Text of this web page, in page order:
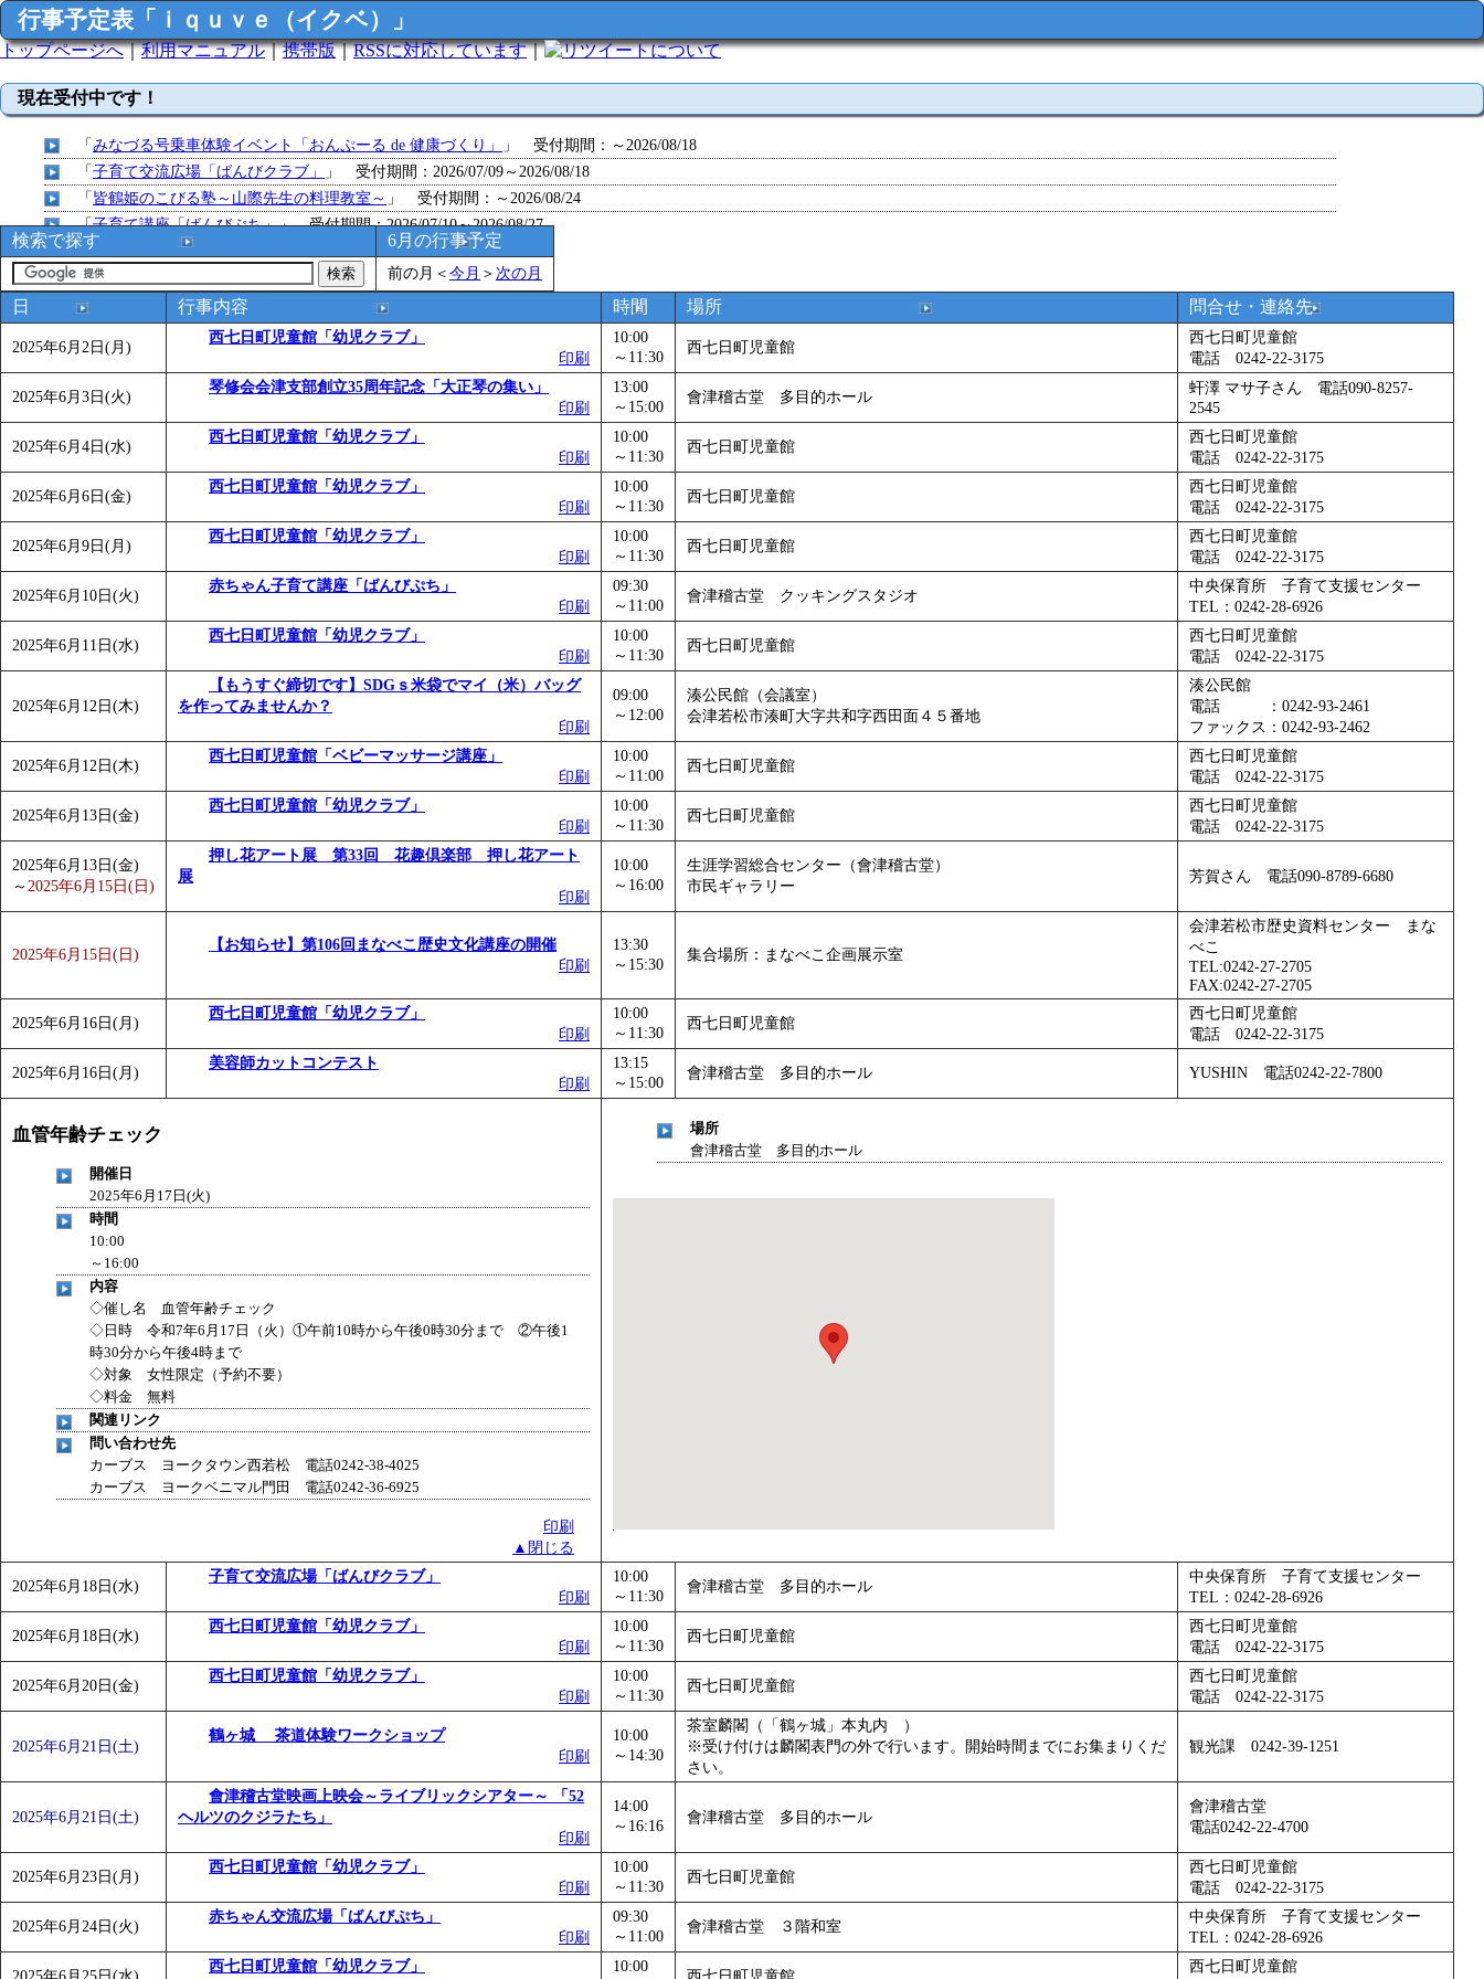
行事予定表「ｉｑｕｖｅ（イクベ）」
トップページへ｜利用マニュアル｜携帯版｜RSSに対応しています｜ について
現在受付中です！
「みなづる号乗車体験イベント「おんぷーる de 健康づくり」
」 受付期間：～2026/08/18
「子育て交流広場「ばんびクラブ」
」 受付期間：2026/07/09～2026/08/18
「皆鶴姫のこびる塾～山際先生の料理教室～ 」 受付期間：～2026/08/24
「子育て講座「ばんびぷち」」 受付期間：2026/07/10～2026/08/27
「 子育て交流広場「ばんびクラブ」
」 受付期間：2026/07/13～2026/08/28
「子育て交流広場「ばんびクラブ」
」 受付期間：2026/08/10～2026/09/01
「
赤ちゃん子育て講座「ばんびぷち」
」 受付期間：2026/08/10～2026/09/07
赤ちゃん子育て講座「ばんびぷち」」 受付期間：2026/08/10～2026/09/11
「まだまだ暑い！コミプの夏！！第11回 水中レクリエーション 障害物競争でお土産をゲットせよ！」 受付期間：～2026/09/13
皆鶴姫のこびる塾～山際先生の料理教室～」 受付期間：～2026/09/14
「みなづる号乗車体験イベント「おんぷーる de 健康づくり」
」 受付期間：～2026/09/29
「堂島地区歴史ウオークの参加者を募集します」 受付期間：～2026/09/30
」 受付期間：～2026/11/05
「皆鶴姫のこびる塾～山際先生の料理教室～」 受付期間：～2026/11/30
」 受付期間：～2026/12/03
検索で探す 6月の行事予定
前の月 ＜今月 ＞ 次の月
日 行事内容 時間 場所 問合せ・連絡先
2025年6月2日(月)
西七日町児童館「幼児クラブ」
印刷
10:00
～11:30
西七日町児童館
西七日町児童館
電話 0242‐22‐3175
2025年6月3日(火)
琴修会会津支部創立35周年記念「大正琴の集い」
印刷
13:00
～15:00
會津稽古堂 多目的ホール
虷澤 マサ子さん 電話090-8257-
2545
2025年6月4日(水)
西七日町児童館「幼児クラブ」
印刷
10:00
～11:30
西七日町児童館
西七日町児童館
電話 0242‐22‐3175
2025年6月6日(金)
西七日町児童館「幼児クラブ」
印刷
10:00
～11:30
西七日町児童館
西七日町児童館
電話 0242‐22‐3175
2025年6月9日(月)
西七日町児童館「幼児クラブ」
印刷
10:00
～11:30
西七日町児童館
西七日町児童館
電話 0242‐22‐3175
2025年6月10日(火)
赤ちゃん子育て講座「ばんびぷち」
印刷
09:30
～11:00
會津稽古堂 クッキングスタジオ
中央保育所 子育て支援センター
TEL：0242-28-6926
2025年6月11日(水)
西七日町児童館「幼児クラブ」
印刷
10:00
～11:30
西七日町児童館
西七日町児童館
電話 0242‐22‐3175
2025年6月12日(木)
【もうすぐ締切です】SDGｓ米袋でマイ（米）バッグ
を作ってみませんか？
印刷
09:00
～12:00
湊公民館（会議室）
会津若松市湊町大字共和字西田面４５番地
湊公民館
電話 ：0242-93-2461
ファックス：0242-93-2462
2025年6月12日(木)
西七日町児童館「ベビーマッサージ講座」
印刷
10:00
～11:00
西七日町児童館
西七日町児童館
電話 0242-22-3175
2025年6月13日(金)
西七日町児童館「幼児クラブ」
印刷
10:00
～11:30
西七日町児童館
西七日町児童館
電話 0242‐22‐3175
2025年6月13日(金)
～ 2025年6月15日(日)
押し花アート展 第33回 花趣倶楽部 押し花アート
展
印刷
10:00
～16:00
生涯学習総合センター（會津稽古堂）
市民ギャラリー
芳賀さん 電話090-8789-6680
2025年6月15日(日)
【お知らせ】第106回まなべこ歴史文化講座の開催
印刷
13:30
～15:30
集合場所：まなべこ企画展示室
会津若松市歴史資料センター まな
べこ
TEL:0242-27-2705
FAX:0242-27-2705
2025年6月16日(月)
西七日町児童館「幼児クラブ」
印刷
10:00
～11:30
西七日町児童館
西七日町児童館
電話 0242‐22‐3175
2025年6月16日(月)
美容師カットコンテスト
印刷
13:15
～15:00
會津稽古堂 多目的ホール YUSHIN 電話0242-22-7800
血管年齢チェック
開催日
2025年6月17日(火)
時間
10:00
～16:00
内容
◇催し名 血管年齢チェック
◇日時 令和7年6月17日（火）①午前10時から午後0時30分まで ②午後1
時30分から午後4時まで
◇対象 女性限定（予約不要）
◇料金 無料
関連リンク
問い合わせ先
カーブス ヨークタウン西若松 電話0242-38-4025
カーブス ヨークベニマル門田 電話0242-36-6925
印刷
▲閉じる
場所
會津稽古堂 多目的ホール
2025年6月18日(水)
子育て交流広場「ばんびクラブ」
印刷
10:00
～11:30
會津稽古堂 多目的ホール
中央保育所 子育て支援センター
TEL：0242-28-6926
2025年6月18日(水)
西七日町児童館「幼児クラブ」
印刷
10:00
～11:30
西七日町児童館
西七日町児童館
電話 0242‐22‐3175
2025年6月20日(金)
西七日町児童館「幼児クラブ」
印刷
10:00
～11:30
西七日町児童館
西七日町児童館
電話 0242‐22‐3175
2025年6月21日(土)
鶴ヶ城 茶道体験ワークショップ
印刷
10:00
～14:30
茶室麟閣（「鶴ヶ城」本丸内 ）
※受け付けは麟閣表門の外で行います。開始時間までにお集まりくだ
さい。
観光課 0242-39-1251
2025年6月21日(土)
會津稽古堂映画上映会～ライブリックシアター～ 「52
ヘルツのクジラたち」
印刷
14:00
～16:16
會津稽古堂 多目的ホール
會津稽古堂
電話0242-22-4700
2025年6月23日(月)
西七日町児童館「幼児クラブ」
印刷
10:00
～11:30
西七日町児童館
西七日町児童館
電話 0242‐22‐3175
2025年6月24日(火)
赤ちゃん交流広場「ばんびぷち」
印刷
09:30
～11:00
會津稽古堂 ３階和室
中央保育所 子育て支援センター
TEL：0242-28-6926
西七日町児童館「幼児クラブ」
10:00
西七日町児童館